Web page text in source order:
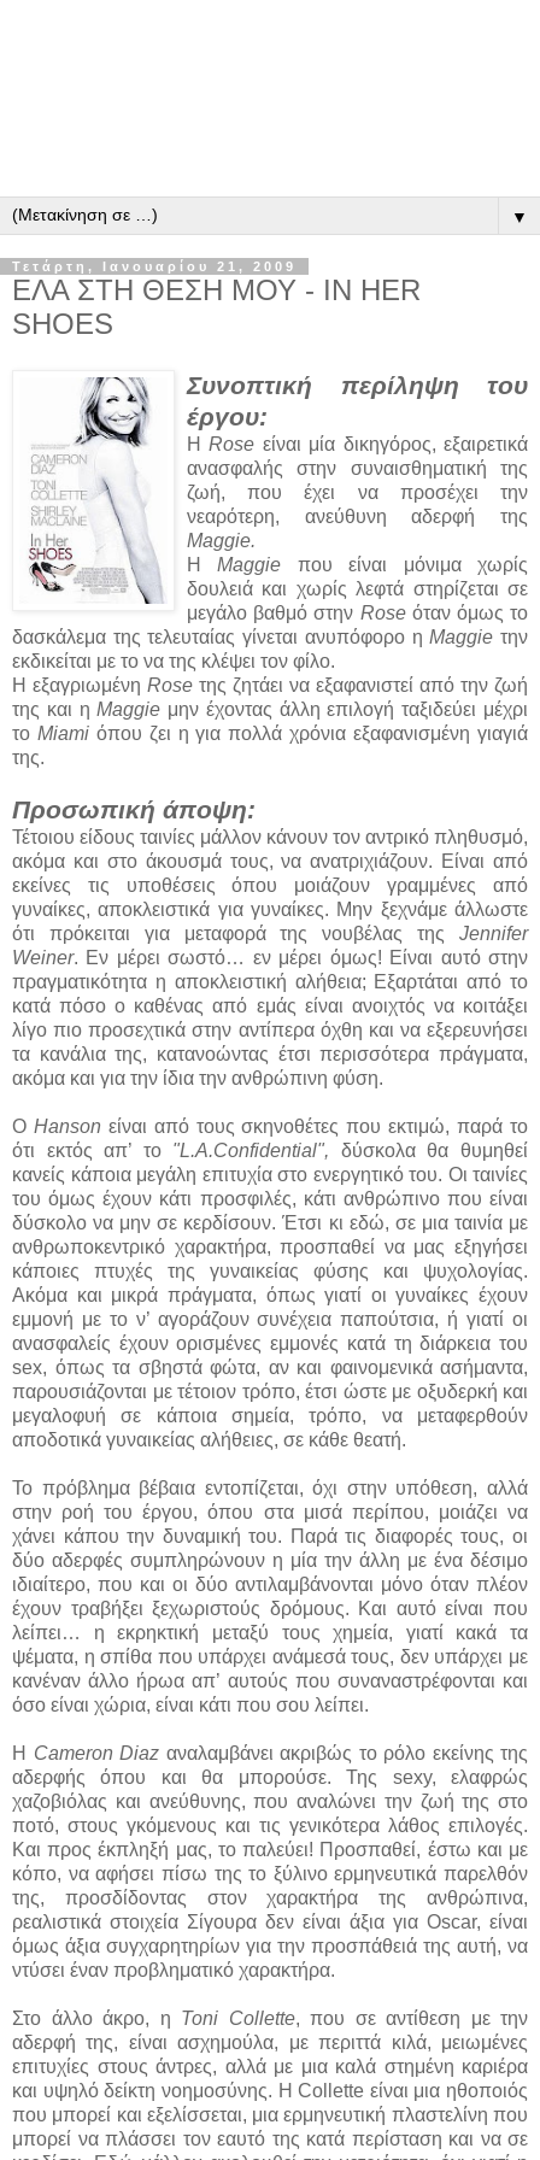
▼
Τετάρτη, Ιανουαρίου 21, 2009
ΕΛΑ ΣΤΗ ΘΕΣΗ ΜΟΥ - IN HER
SHOES
Συνοπτική περίληψη του
έργου:
Η Rose είναι μία δικηγόρος, εξαιρετικά
ανασφαλής στην συναισθηματική της
ζωή, που έχει να προσέχει την
νεαρότερη, ανεύθυνη αδερφή της
Maggie.
ΗMaggie που είναι μόνιμα χωρίς
δουλειά και χωρίς λεφτά στηρίζεται σε
μεγάλο βαθμό στην Roseόταν όμως το
δασκάλεμα της τελευταίας γίνεται ανυπόφορο ηMaggieτην
εκδικείται με το να της κλέψει τον φίλο.
Η εξαγριωμένη Rose της ζητάει να εξαφανιστεί από την ζωή
της και η Maggie μην έχοντας άλλη επιλογή ταξιδεύει μέχρι
το Miamiόπου ζει η για πολλά χρόνια εξαφανισμένη γιαγιά
της.
Προσωπική άποψη:
Τέτοιου είδους ταινίες μάλλον κάνουν τον αντρικό πληθυσμό,
ακόμα και στο άκουσμά τους, να ανατριχιάζουν. Είναι από
εκείνες τις υποθέσεις όπου μοιάζουν γραμμένες από
γυναίκες, αποκλειστικά για γυναίκες. Μην ξεχνάμε άλλωστε
ότι πρόκειται για μεταφορά της νουβέλας της Jennifer
Weiner. Εν μέρει σωστό… εν μέρει όμως! Είναι αυτό στην
πραγματικότητα η αποκλειστική αλήθεια; Εξαρτάται από το
κατά πόσο ο καθένας από εμάς είναι ανοιχτός να κοιτάξει
λίγο πιο προσεχτικά στην αντίπερα όχθη και να εξερευνήσει
τα κανάλια της, κατανοώντας έτσι περισσότερα πράγματα,
ακόμα και για την ίδια την ανθρώπινη φύση.
O Hanson είναι από τους σκηνοθέτες που εκτιμώ, παρά το
ότι εκτός απ’ το "L.A.Confidential", δύσκολα θα θυμηθεί
κανείς κάποια μεγάλη επιτυχία στο ενεργητικό του. Οι ταινίες
του όμως έχουν κάτι προσφιλές, κάτι ανθρώπινο που είναι
δύσκολο να μην σε κερδίσουν. Έτσι κι εδώ, σε μια ταινία με
ανθρωποκεντρικό χαρακτήρα, προσπαθεί να μας εξηγήσει
κάποιες πτυχές της γυναικείας φύσης και ψυχολογίας.
Ακόμα και μικρά πράγματα, όπως γιατί οι γυναίκες έχουν
εμμονή με το ν’ αγοράζουν συνέχεια παπούτσια, ή γιατί οι
ανασφαλείς έχουν ορισμένες εμμονές κατά τη διάρκεια του
sex, όπως τα σβηστά φώτα, αν και φαινομενικά ασήμαντα,
παρουσιάζονται με τέτοιον τρόπο, έτσι ώστε με οξυδερκή και
μεγαλοφυή σε κάποια σημεία, τρόπο, να μεταφερθούν
αποδοτικά γυναικείας αλήθειες, σε κάθε θεατή.
Το πρόβλημα βέβαια εντοπίζεται, όχι στην υπόθεση, αλλά
στην ροή του έργου, όπου στα μισά περίπου, μοιάζει να
χάνει κάπου την δυναμική του. Παρά τις διαφορές τους, οι
δύο αδερφές συμπληρώνουν η μία την άλλη με ένα δέσιμο
ιδιαίτερο, που και οι δύο αντιλαμβάνονται μόνο όταν πλέον
έχουν τραβήξει ξεχωριστούς δρόμους. Και αυτό είναι που
λείπει… η εκρηκτική μεταξύ τους χημεία, γιατί κακά τα
ψέματα, η σπίθα που υπάρχει ανάμεσά τους, δεν υπάρχει με
κανέναν άλλο ήρωα απ’ αυτούς που συναναστρέφονται και
όσο είναι χώρια, είναι κάτι που σου λείπει.
Η Cameron Diaz αναλαμβάνει ακριβώς το ρόλο εκείνης της
αδερφής όπου και θα μπορούσε. Της sexy, ελαφρώς
χαζοβιόλας και ανεύθυνης, που αναλώνει την ζωή της στο
ποτό, στους γκόμενους και τις γενικότερα λάθος επιλογές.
Και προς έκπληξή μας, το παλεύει! Προσπαθεί, έστω και με
κόπο, να αφήσει πίσω της το ξύλινο ερμηνευτικά παρελθόν
της, προσδίδοντας στον χαρακτήρα της ανθρώπινα,
ρεαλιστικά στοιχεία Σίγουρα δεν είναι άξια για Oscar, είναι
όμως άξια συγχαρητηρίων για την προσπάθειά της αυτή, να
ντύσει έναν προβληματικό χαρακτήρα.
Στο άλλο άκρο, η Toni Collette, που σε αντίθεση με την
αδερφή της, είναι ασχημούλα, με περιττά κιλά, μειωμένες
επιτυχίες στους άντρες, αλλά με μια καλά στημένη καριέρα
και υψηλό δείκτη νοημοσύνης. Η Collette είναι μια ηθοποιός
που μπορεί και εξελίσσεται, μια ερμηνευτική πλαστελίνη που
μπορεί να πλάσσει τον εαυτό της κατά περίσταση και να σε